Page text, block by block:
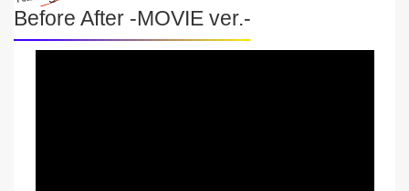
Before After -MOVIE ver.-